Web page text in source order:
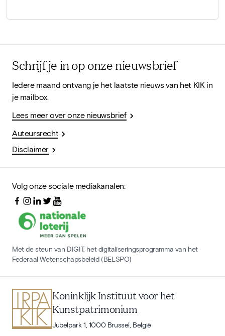
Schrijf je in op onze nieuwsbrief
Iedere maand ontvang je het laatste nieuws van het KIK in
je mailbox.
Lees meer over onze nieuwsbrief
Auteursrecht
Disclaimer
Volg onze sociale mediakanalen:
Met de steun van DIGIT, het digitaliseringsprogramma van het
Federaal Wetenschapsbeleid (BELSPO)
Koninklijk Instituut voor het
Kunstpatrimonium
Jubelpark 1, 1000 Brussel, België